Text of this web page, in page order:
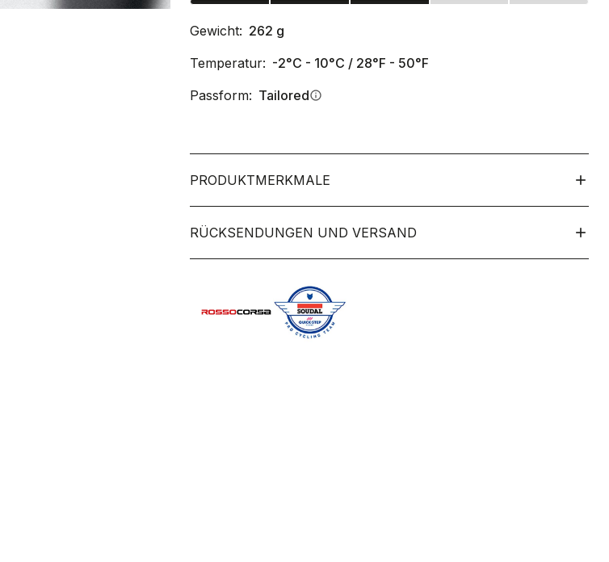
Gewicht: 262 g
Temperatur: -2°C - 10°C / 28°F - 50°F
Passform: Tailoredinfo
PRODUKTMERKMALE
RÜCKSENDUNGEN UND VERSAND